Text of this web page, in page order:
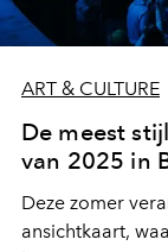
ART & CULTURE
De meest
van 2025 in
Deze zomer
ansichtkaart,